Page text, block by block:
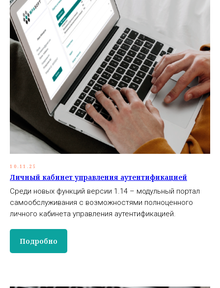
10.11.25
Личный кабинет управления аутентификацией
Среди новых функций версии 1.14 – модульный портал
самообслуживания с возможностями полноценного
личного кабинета управления аутентификацией.
Подробно